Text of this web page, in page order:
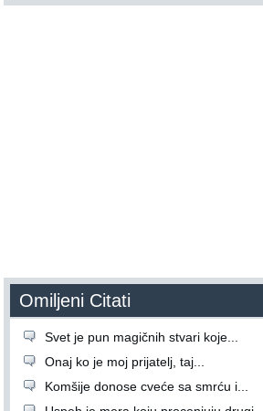
Omiljeni Citati
Svet je pun magičnih stvari koje...
Onaj ko je moj prijatelj, taj...
Komšije donose cveće sa smrću i...